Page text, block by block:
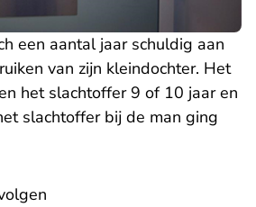
een aantal jaar schuldig aan
van zijn kleindochter. Het
het slachtoffer 9 of 10 jaar en
slachtoffer bij de man ging